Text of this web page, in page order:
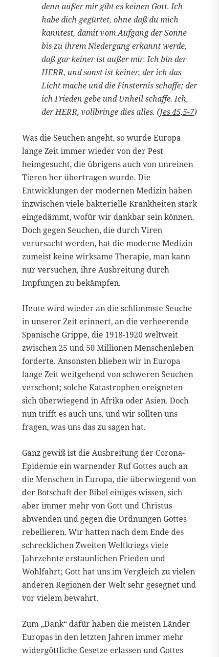
denn außer mir gibt es keinen Gott. Ich
habe dich gegürtet, ohne daß du mich
kanntest, damit vom Aufgang der Sonne
bis zu ihrem Niedergang erkannt werde,
daß gar keiner ist außer mir. Ich bin der
HERR, und sonst ist keiner, der ich das
Licht mache und die Finsternis schaffe; der
ich Frieden gebe und Unheil schaffe. Ich,
der HERR, vollbringe dies alles. (Jes 45,5-7)
Was die Seuchen angeht, so wurde Europa
lange Zeit immer wieder von der Pest
heimgesucht, die übrigens auch von unreinen
Tieren her übertragen wurde. Die
Entwicklungen der modernen Medizin haben
inzwischen viele bakterielle Krankheiten stark
eingedämmt, wofür wir dankbar sein können.
Doch gegen Seuchen, die durch Viren
verursacht werden, hat die moderne Medizin
zumeist keine wirksame Therapie, man kann
nur versuchen, ihre Ausbreitung durch
Impfungen zu bekämpfen.
Heute wird wieder an die schlimmste Seuche
in unserer Zeit erinnert, an die verheerende
Spanische Grippe, die 1918-1920 weltweit
zwischen 25 und 50 Millionen Menschenleben
forderte. Ansonsten blieben wir in Europa
lange Zeit weitgehend von schweren Seuchen
verschont; solche Katastrophen ereigneten
sich überwiegend in Afrika oder Asien. Doch
nun trifft es auch uns, und wir sollten uns
fragen, was uns das zu sagen hat.
Ganz gewiß ist die Ausbreitung der Corona-
Epidemie ein warnender Ruf Gottes auch an
die Menschen in Europa, die überwiegend von
der Botschaft der Bibel einiges wissen, sich
aber immer mehr von Gott und Christus
abwenden und gegen die Ordnungen Gottes
rebellieren. Wir hatten nach dem Ende des
schrecklichen Zweiten Weltkriegs viele
Jahrzehnte erstaunlichen Frieden und
Wohlfahrt; Gott hat uns im Vergleich zu vielen
anderen Regionen der Welt sehr gesegnet und
vor vielem bewahrt.
Zum „Dank“ dafür haben die meisten Länder
Europas in den letzten Jahren immer mehr
widergöttliche Gesetze erlassen und Gottes